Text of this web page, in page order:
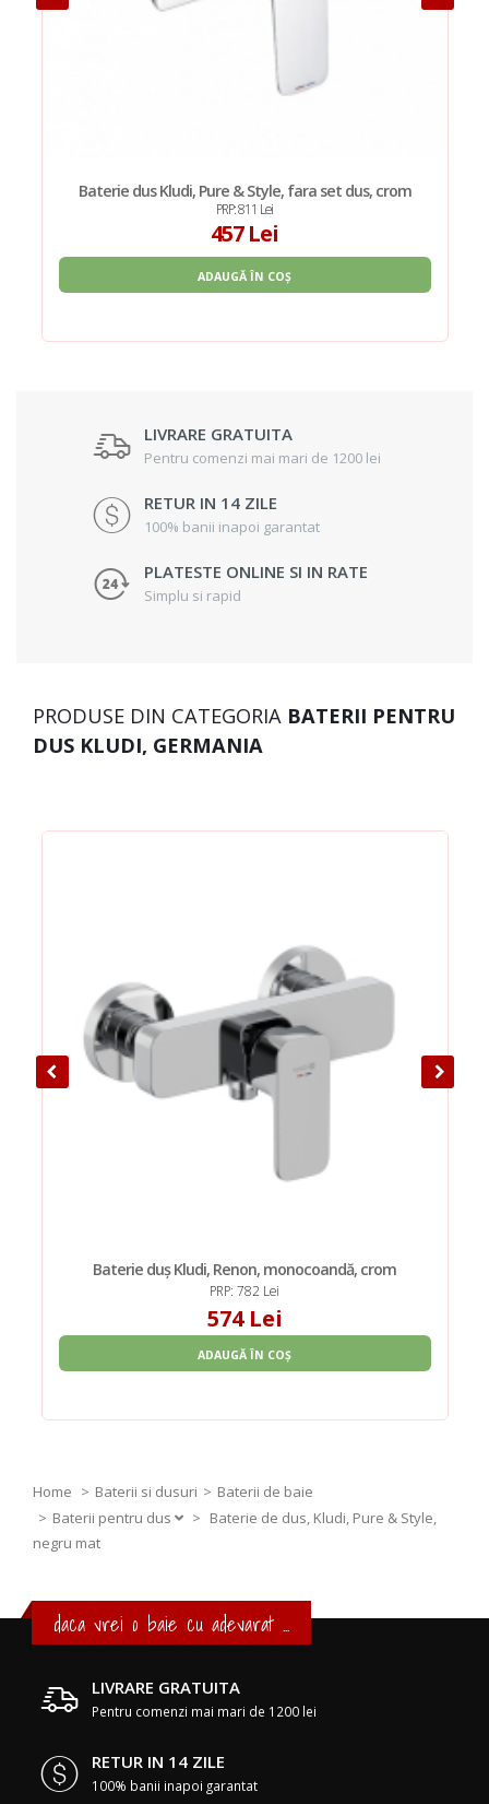
Baterie dus Kludi, Pure & Style, fara set dus, crom
PRP: 811 Lei
457 Lei
ADAUGĂ ÎN COȘ
LIVRARE GRATUITA
Pentru comenzi mai mari de 1200 lei
RETUR IN 14 ZILE
100% banii inapoi garantat
PLATESTE ONLINE SI IN RATE
Simplu si rapid
PRODUSE DIN CATEGORIA BATERII PENTRU
DUS KLUDI, GERMANIA
Baterie duș Kludi, Renon, monocoandă, crom
PRP: 782 Lei
574 Lei
ADAUGĂ ÎN COȘ
Home Baterii si dusuri
Baterii de baie
Baterii pentru dus
> Baterie de dus, Kludi, Pure & Style,
negru mat
daca vrei o baie cu adevarat ...
LIVRARE GRATUITA
Pentru comenzi mai mari de 1200 lei
RETUR IN 14 ZILE
100% banii inapoi garantat